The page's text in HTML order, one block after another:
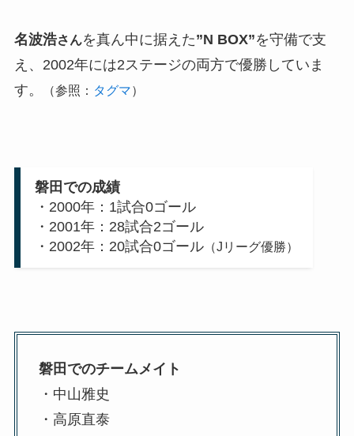
名波浩さんを真ん中に据えた”N BOX”を守備で支
え、2002年には2ステージの両方で優勝していま
す。
（参照： タグマ）
磐田での成績
・2000年：1試合0ゴール
・2001年：28試合2ゴール
・2002年：20試合0ゴール（Jリーグ優勝）
磐田でのチームメイト
・中山雅史
・高原直泰